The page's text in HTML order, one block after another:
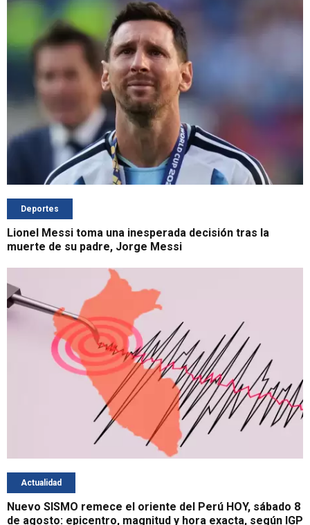
Deportes
Lionel Messi toma una inesperada decisión tras la
muerte de su padre, Jorge Messi
Actualidad
Nuevo SISMO remece el oriente del Perú HOY, sábado 8
de agosto: epicentro, magnitud y hora exacta, según IGP